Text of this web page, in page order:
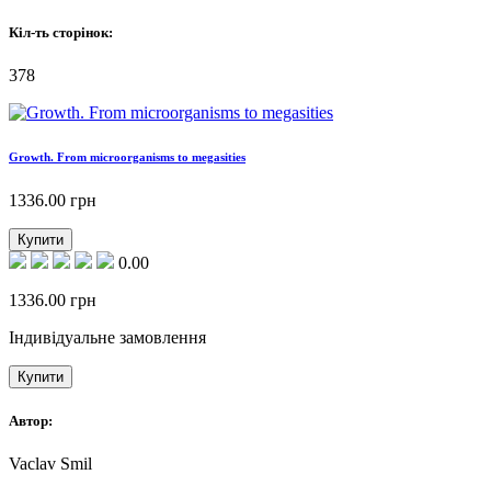
Кіл-ть сторінок:
378
Growth. From microorganisms to megasities
1336.00 грн
Купити
0.00
1336.00 грн
Індивідуальне замовлення
Купити
Автор:
Vaclav Smil